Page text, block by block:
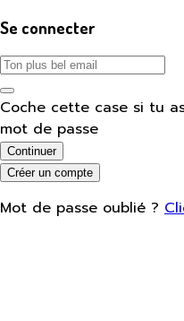
Se connecter
Coche cette case si tu
mot de passe
Continuer
Créer un compte
Mot de passe oublié ?